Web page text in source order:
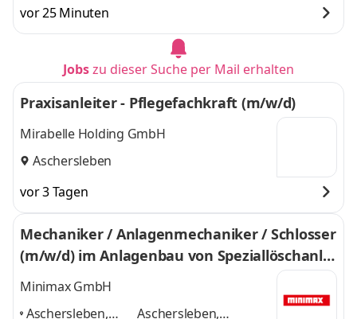
vor 25 Minuten
Jobszu dieser Suche per Mail erhalten
Praxisanleiter - Pflegefachkraft (m/w/d)
Mirabelle Holding GmbH
Aschersleben
vor 3 Tagen
Mechaniker / Anlagenmechaniker / Schlosser
(m/w/d) im Anlagenbau von Speziallöschanla
gen
Minimax GmbH
Aschersleben,
Aschersleben,